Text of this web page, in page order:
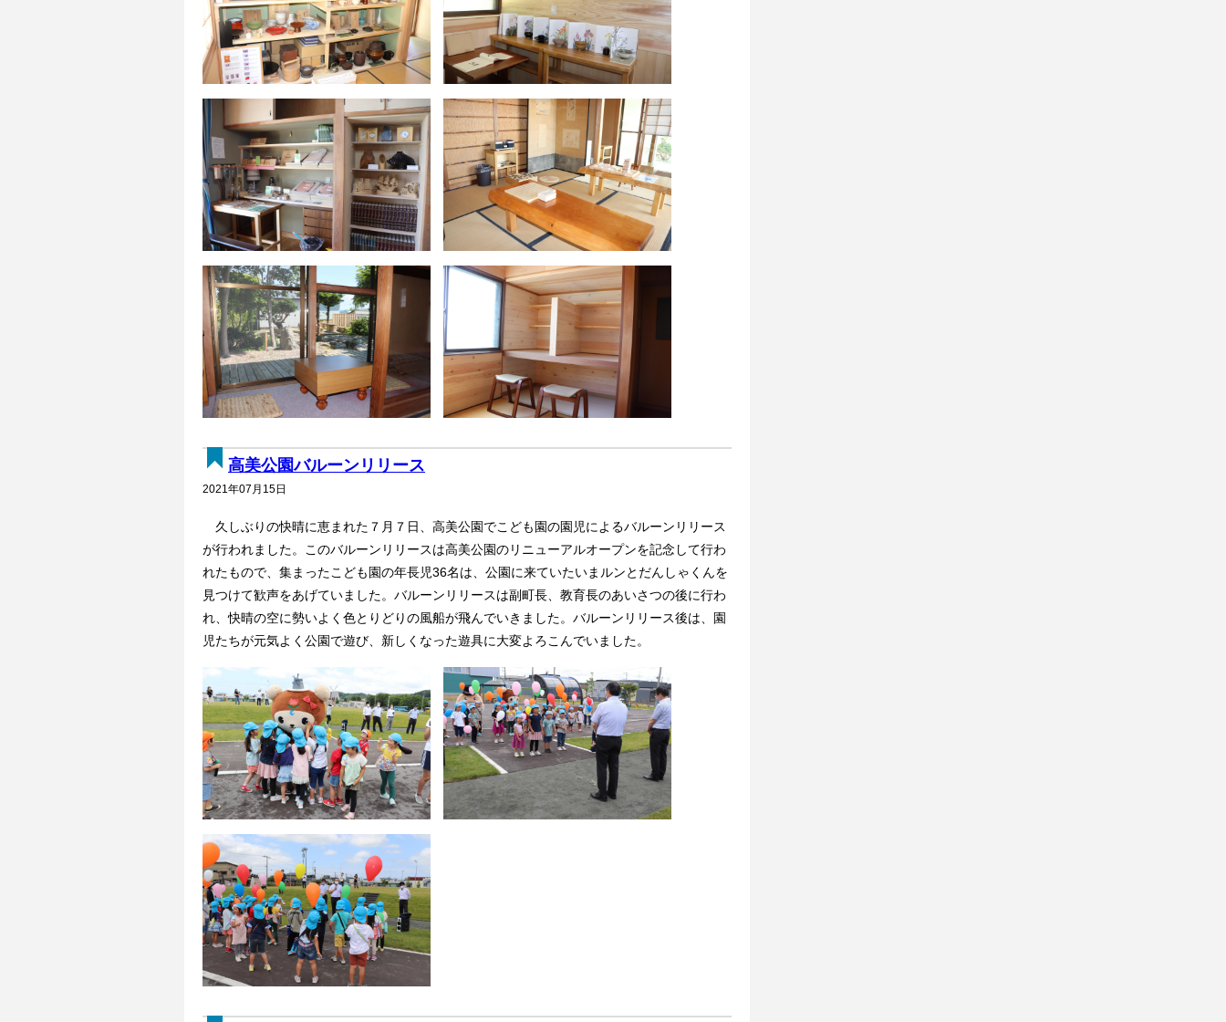
高美公園バルーンリリース
2021年07月15日
久しぶりの快晴に恵まれた７月７日、高美公園でこども園の園児によるバルーンリリース
が行われました。このバルーンリリースは高美公園のリニューアルオープンを記念して行わ
れたもので、集まったこども園の年長児36名は、公園に来ていたいまルンとだんしゃくんを
見つけて歓声をあげていました。バルーンリリースは副町長、教育長のあいさつの後に行わ
れ、快晴の空に勢いよく色とりどりの風船が飛んでいきました。バルーンリリース後は、園
児たちが元気よく公園で遊び、新しくなった遊具に大変よろこんでいました。